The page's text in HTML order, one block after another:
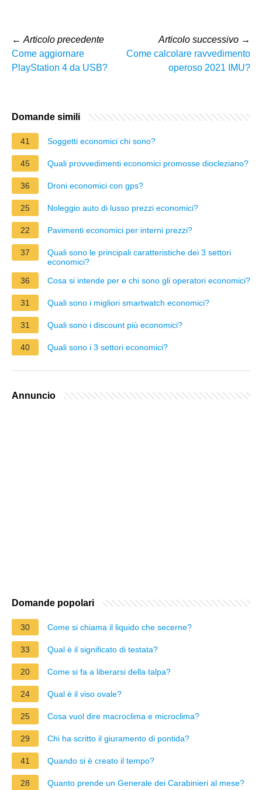
← Articolo precedente
Come aggiornare
PlayStation 4 da USB?
Articolo successivo →
Come calcolare ravvedimento
operoso 2021 IMU?
Domande simili
41 Soggetti economici chi sono?
45 Quali provvedimenti economici promosse diocleziano?
36 Droni economici con gps?
25 Noleggio auto di lusso prezzi economici?
22 Pavimenti economici per interni prezzi?
37
Quali sono le principali caratteristiche dei 3 settori
economici?
36
Cosa si intende per e chi sono gli operatori economici?
31 Quali sono i migliori smartwatch economici?
31 Quali sono i discount più economici?
40 Quali sono i 3 settori economici?
Annuncio
Domande popolari
30 Come si chiama il liquido che secerne?
33 Qual è il significato di testata?
20 Come si fa a liberarsi della talpa?
24 Qual è il viso ovale?
25 Cosa vuol dire macroclima e microclima?
29 Chi ha scritto il giuramento di pontida?
41 Quando si è creato il tempo?
28 Quanto prende un Generale dei Carabinieri al mese?